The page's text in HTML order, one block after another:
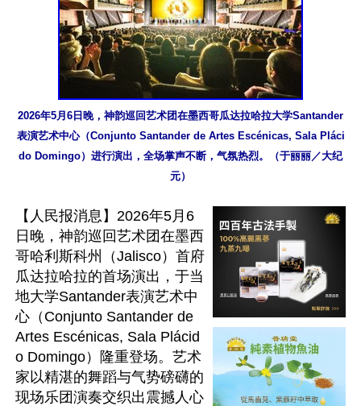
2026年5月6日晚，神韵巡回艺术团在墨西哥瓜达拉哈拉大学Santander
表演艺术中心（Conjunto Santander de Artes Escénicas, Sala Pláci
do Domingo）进行演出，全场掌声不断，气氛热烈。（于丽丽／大纪
元）
【人民报消息】2026年5月6
日晚，神韵巡回艺术团在墨西
哥哈利斯科州（Jalisco）首府
瓜达拉哈拉的首场演出，于当
地大学Santander表演艺术中
心（Conjunto Santander de
Artes Escénicas, Sala Plácid
o Domingo）隆重登场。艺术
家以精湛的舞蹈与气势磅礴的
现场乐团演奏交织出震撼人心